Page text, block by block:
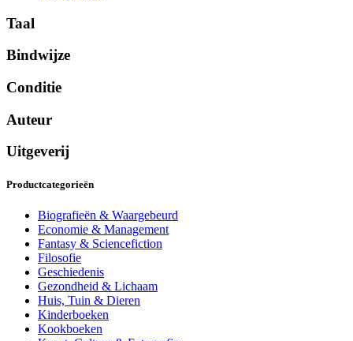
Taal
Bindwijze
Conditie
Auteur
Uitgeverij
Productcategorieën
Biografieën & Waargebeurd
Economie & Management
Fantasy & Sciencefiction
Filosofie
Geschiedenis
Gezondheid & Lichaam
Huis, Tuin & Dieren
Kinderboeken
Kookboeken